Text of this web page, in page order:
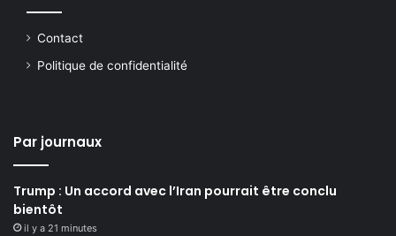
Contact
Politique de confidentialité
Par journaux
Trump : Un accord avec l’Iran pourrait être conclu
bientôt
il y a 21 minutes